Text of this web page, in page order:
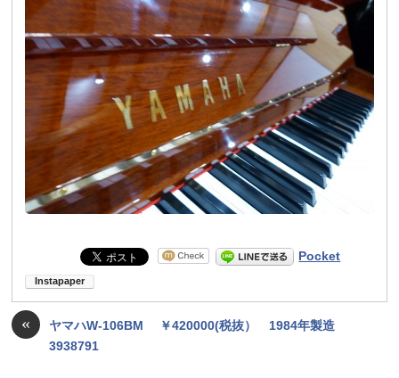
Pocket
«
ヤマハW-106BM ￥420000(税抜） 1984年製造
3938791